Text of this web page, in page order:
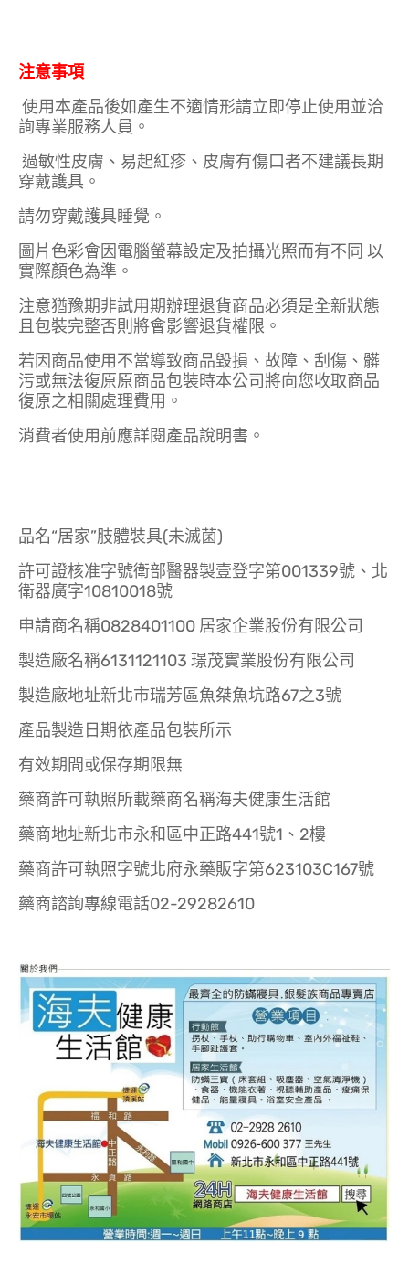
注意事項
使用本產品後如產生不適情形請立即停止使用並洽
詢專業服務人員。
過敏性皮膚、易起紅疹、皮膚有傷口者不建議長期
穿戴護具。
請勿穿戴護具睡覺。
圖片色彩會因電腦螢幕設定及拍攝光照而有不同 以
實際顏色為準。
注意猶豫期非試用期辦理退貨商品必須是全新狀態
且包裝完整否則將會影響退貨權限。
若因商品使用不當導致商品毀損、故障、刮傷、髒
污或無法復原原商品包裝時本公司將向您收取商品
復原之相關處理費用。
消費者使用前應詳閱產品說明書。
品名“居家”肢體裝具(未滅菌)
許可證核准字號衛部醫器製壹登字第001339號、北
衛器廣字10810018號
申請商名稱0828401100 居家企業股份有限公司
製造廠名稱6131121103 璟茂實業股份有限公司
製造廠地址新北市瑞芳區魚桀魚坑路67之3號
產品製造日期依產品包裝所示
有效期間或保存期限無
藥商許可執照所載藥商名稱海夫健康生活館
藥商地址新北市永和區中正路441號1、2樓
藥商許可執照字號北府永藥販字第623103C167號
藥商諮詢專線電話02-29282610